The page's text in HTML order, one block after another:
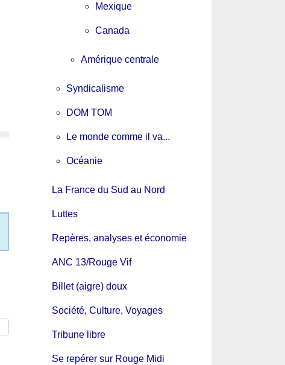
Mexique
Canada
Amérique centrale
Syndicalisme
DOM TOM
Le monde comme il va...
Océanie
La France du Sud au Nord
Luttes
Repères, analyses et économie
ANC 13/Rouge Vif
Billet (aigre) doux
Société, Culture, Voyages
Tribune libre
Se repérer sur Rouge Midi